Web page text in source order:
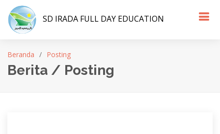
SD IRADA FULL DAY EDUCATION
Beranda Posting
Berita / Posting